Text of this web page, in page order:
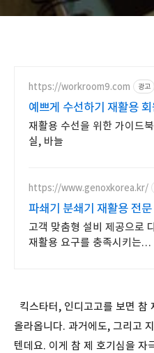
https://workroom9.com 광고
예쁘게 수선하기 재활용
3% 즉시할인
재활용 수선을 위한 가이드
실, 바늘
https://www.genoxkorea.kr/
파쇄기 분쇄기 재활용 전문
고객 맞춤형 설비 제공으로
재활용 요구를 충족시키는
킥스타터, 인디고고를 보면 참
올라옵니다. 과거에도, 그리고
텐데요. 이게 참 제 호기심을 자